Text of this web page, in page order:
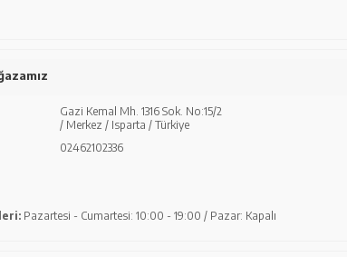
Gazi Kemal Mh. 1316 Sok. No:15/2
/ Merkez / Isparta / Türkiye
02462102336
Pazartesi - Cumartesi: 10:00 - 19:00 / Pazar: Kapalı